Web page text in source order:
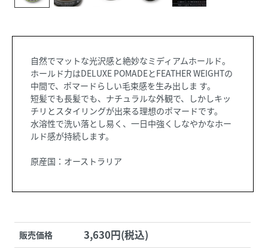
自然でマットな光沢感と絶妙なミディアムホールド。
ホールド力はDELUXE POMADEとFEATHER WEIGHTの
中間で、ポマードらしい毛束感を生み出しま す。
短髪でも長髪でも、ナチュラルな外観で、しかしキッ
チリとスタイリングが出来る理想のポマードです。
水溶性で洗い落とし易く、一日中強くしなやかなホー
ルド感が持続します。
原産国：オーストラリア
販売価格 3,630円(税込)